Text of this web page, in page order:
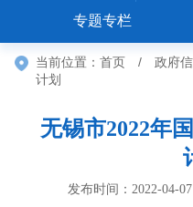
专题专栏
当前位置： 首页 / 政府
计划
无锡市2022年
发布时间：2022-04-